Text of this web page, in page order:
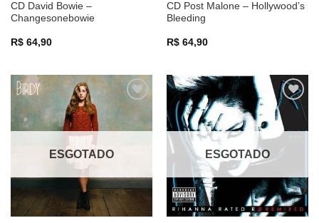
CD David Bowie –
Changesonebowie
R$64,90
CD Post Malone – Hollywood’s
Bleeding
R$64,90
a lista de
desejos
ESGOTADO
Adicionar
a lista de
desejos
ESGOTADO